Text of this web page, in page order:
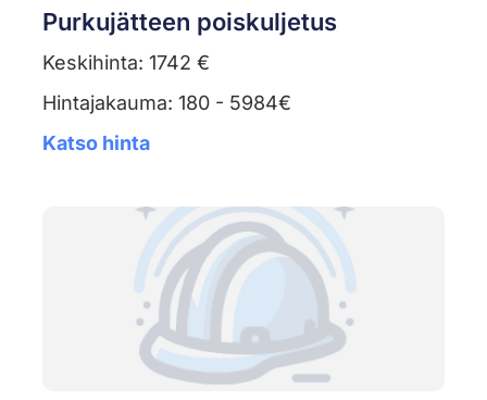
Purkujätteen poiskuljetus
Keskihinta: 1742 €
Hintajakauma: 180 - 5984€
Katso hinta